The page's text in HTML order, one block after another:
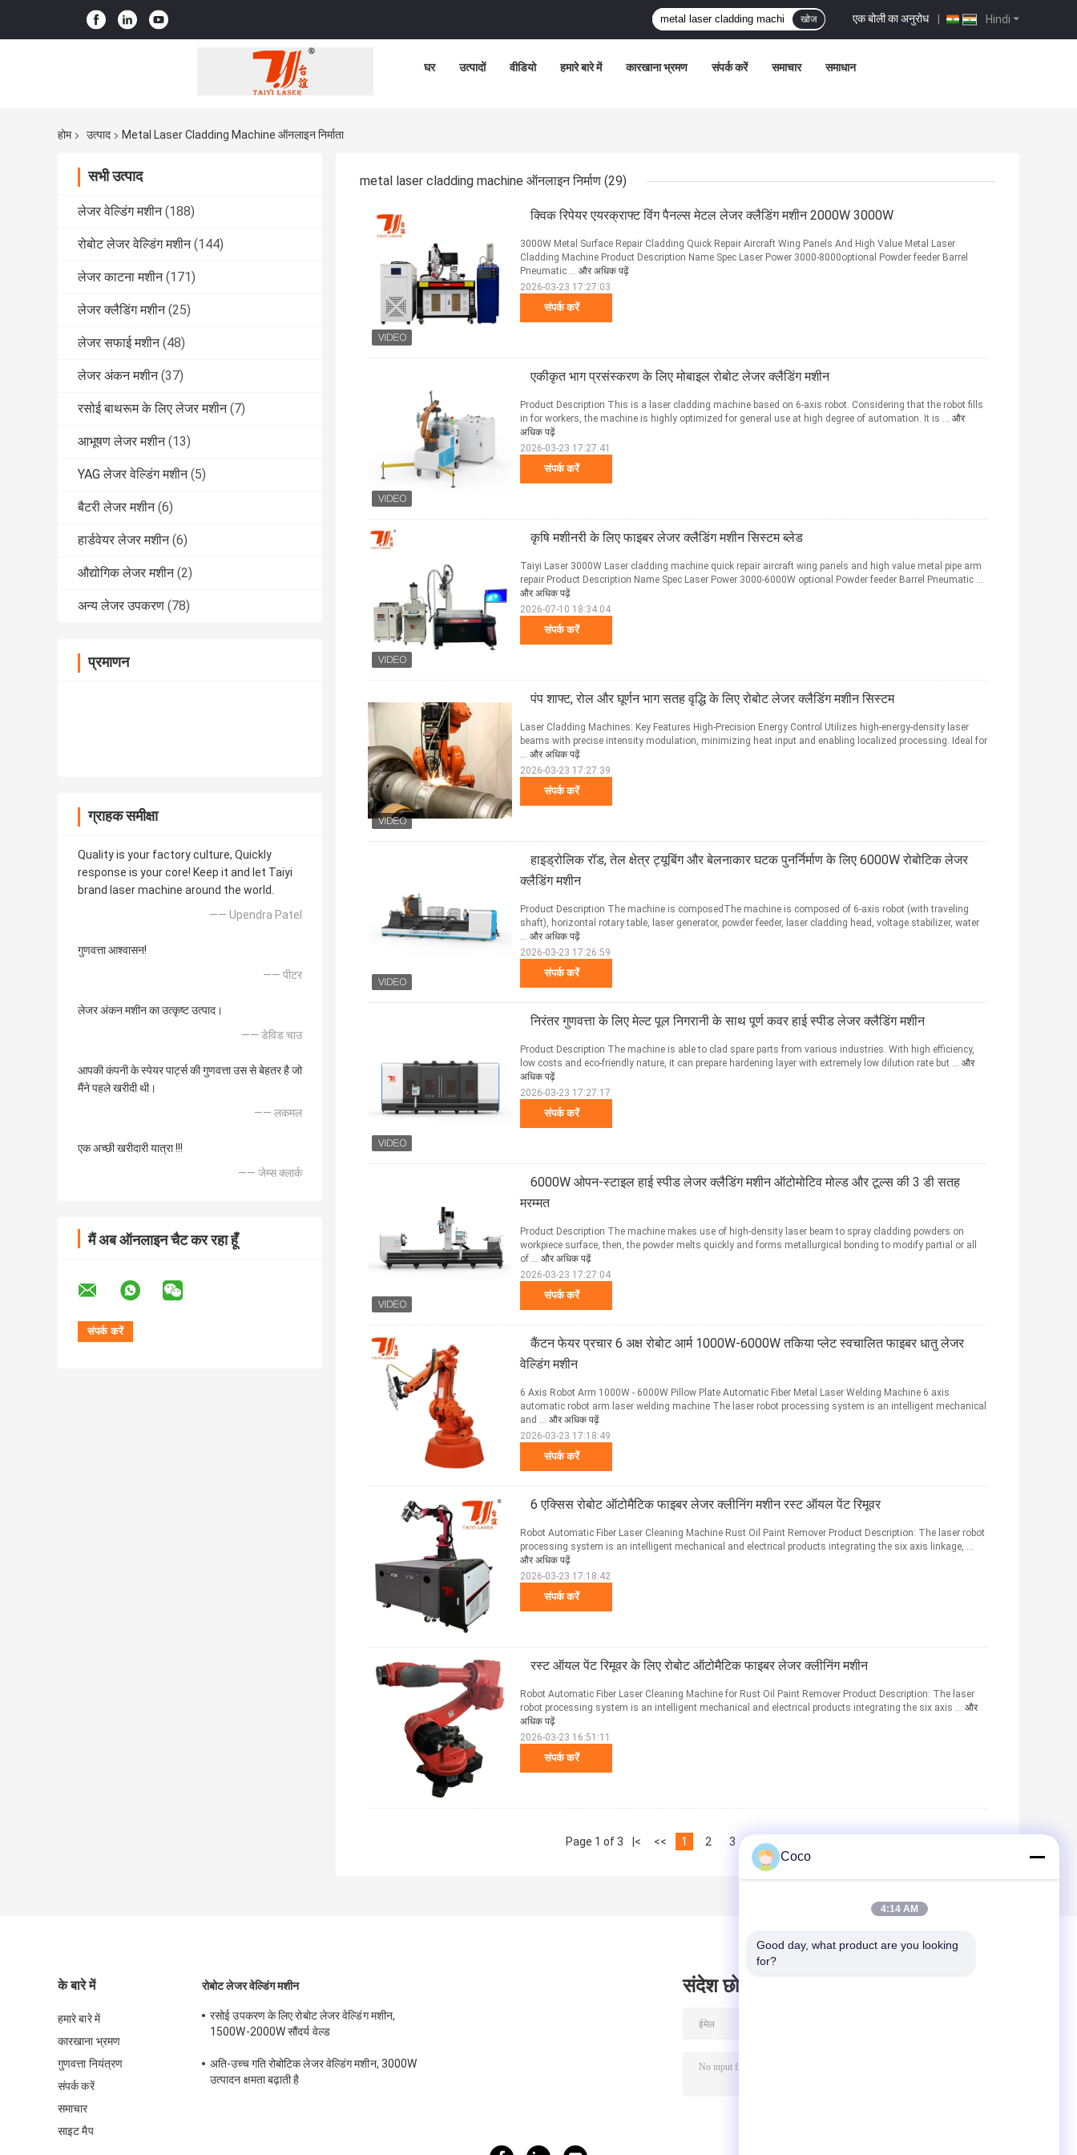
Hindi
एक बोली का अनुरोध |
खोज
घर उत्पादों वीडियो हमारे बारे में कारखाना भ्रमण संपर्क करें समाचार समाधान
होम उत्पाद Metal Laser Cladding Machine ऑनलाइन निर्माता
सभी उत्पाद
लेजर वेल्डिंग मशीन (188)
रोबोट लेजर वेल्डिंग मशीन (144)
लेजर काटना मशीन (171)
लेजर क्लैडिंग मशीन (25)
लेजर सफाई मशीन (48)
लेजर अंकन मशीन (37)
रसोई बाथरूम के लिए लेजर मशीन (7)
आभूषण लेजर मशीन (13)
YAG लेजर वेल्डिंग मशीन (5)
बैटरी लेजर मशीन (6)
हार्डवेयर लेजर मशीन (6)
औद्योगिक लेजर मशीन (2)
अन्य लेजर उपकरण (78)
प्रमाणन
ग्राहक समीक्षा
Quality is your factory culture, Quickly
response is your core! Keep it and let Taiyi
brand laser machine around the world.
—— Upendra Patel
गुणवत्ता आश्वासन!
—— पीटर
लेजर अंकन मशीन का उत्कृष्ट उत्पाद।
—— डेविड चाउ
आपकी कंपनी के स्पेयर पार्ट्स की गुणवत्ता उस से बेहतर है जो
मैंने पहले खरीदी थी।
—— लकमल
एक अच्छी खरीदारी यात्रा !!!
—— जेम्स क्लार्क
मैं अब ऑनलाइन चैट कर रहा हूँ
metal laser cladding machine ऑनलाइन निर्माण (29)
क्विक रिपेयर एयरक्राफ्ट विंग पैनल्स मेटल लेजर क्लैडिंग मशीन 2000W 3000W
संपर्क करें
3000W Metal Surface Repair Cladding Quick Repair Aircraft Wing Panels And High Value Metal Laser
Cladding Machine Product Description Name Spec Laser Power 3000-8000optional Powder feeder Barrel
Pneumatic ... और अधिक पढ़ें
2026-03-23 17:27:03
एकीकृत भाग प्रसंस्करण के लिए मोबाइल रोबोट लेजर क्लैडिंग मशीन
संपर्क करें
Product Description This is a laser cladding machine based on 6-axis robot. Considering that the robot fills
in for workers, the machine is highly optimized for general use at high degree of automation. It is ... और
अधिक पढ़ें
2026-03-23 17:27:41
कृषि मशीनरी के लिए फाइबर लेजर क्लैडिंग मशीन सिस्टम ब्लेड
संपर्क करें
Taiyi Laser 3000W Laser cladding machine quick repair aircraft wing panels and high value metal pipe arm
repair Product Description Name Spec Laser Power 3000-6000W optional Powder feeder Barrel Pneumatic ...
और अधिक पढ़ें
2026-07-10 18:34:04
पंप शाफ्ट, रोल और घूर्णन भाग सतह वृद्धि के लिए रोबोट लेजर क्लैडिंग मशीन सिस्टम
संपर्क करें
Laser Cladding Machines: Key Features High-Precision Energy Control Utilizes high-energy-density laser
beams with precise intensity modulation, minimizing heat input and enabling localized processing. Ideal for
... और अधिक पढ़ें
2026-03-23 17:27:39
हाइड्रोलिक रॉड, तेल क्षेत्र ट्यूबिंग और बेलनाकार घटक पुनर्निर्माण के लिए 6000W रोबोटिक लेजर
क्लैडिंग मशीन
संपर्क करें
Product Description The machine is composedThe machine is composed of 6-axis robot (with traveling
shaft), horizontal rotary table, laser generator, powder feeder, laser cladding head, voltage stabilizer, water
... और अधिक पढ़ें
2026-03-23 17:26:59
निरंतर गुणवत्ता के लिए मेल्ट पूल निगरानी के साथ पूर्ण कवर हाई स्पीड लेजर क्लैडिंग मशीन
संपर्क करें
Product Description The machine is able to clad spare parts from various industries. With high efficiency,
low costs and eco-friendly nature, it can prepare hardening layer with extremely low dilution rate but ... और
अधिक पढ़ें
2026-03-23 17:27:17
6000W ओपन-स्टाइल हाई स्पीड लेजर क्लैडिंग मशीन ऑटोमोटिव मोल्ड और टूल्स की 3 डी सतह
मरम्मत
संपर्क करें
Product Description The machine makes use of high-density laser beam to spray cladding powders on
workpiece surface, then, the powder melts quickly and forms metallurgical bonding to modify partial or all
of ... और अधिक पढ़ें
2026-03-23 17:27:04
कैंटन फेयर प्रचार 6 अक्ष रोबोट आर्म 1000W-6000W तकिया प्लेट स्वचालित फाइबर धातु लेजर
वेल्डिंग मशीन
संपर्क करें
6 Axis Robot Arm 1000W - 6000W Pillow Plate Automatic Fiber Metal Laser Welding Machine 6 axis
automatic robot arm laser welding machine The laser robot processing system is an intelligent mechanical
and ... और अधिक पढ़ें
2026-03-23 17:18:49
6 एक्सिस रोबोट ऑटोमैटिक फाइबर लेजर क्लीनिंग मशीन रस्ट ऑयल पेंट रिमूवर
संपर्क करें
Robot Automatic Fiber Laser Cleaning Machine Rust Oil Paint Remover Product Description: The laser robot
processing system is an intelligent mechanical and electrical products integrating the six axis linkage, ...
और अधिक पढ़ें
2026-03-23 17:18:42
रस्ट ऑयल पेंट रिमूवर के लिए रोबोट ऑटोमैटिक फाइबर लेजर क्लीनिंग मशीन
संपर्क करें
Robot Automatic Fiber Laser Cleaning Machine for Rust Oil Paint Remover Product Description: The laser
robot processing system is an intelligent mechanical and electrical products integrating the six axis ... और
अधिक पढ़ें
2026-03-23 16:51:11
Page 1 of 3 |< << 1 2 3 >>
के बारे में
हमारे बारे में
कारखाना भ्रमण
गुणवत्ता नियंत्रण
संपर्क करें
समाचार
साइट मैप
रोबोट लेजर वेल्डिंग मशीन
रसोई उपकरण के लिए रोबोट लेजर वेल्डिंग मशीन,
1500W-2000W सौंदर्य वेल्ड
अति-उच्च गति रोबोटिक लेजर वेल्डिंग मशीन, 3000W
उत्पादन क्षमता बढ़ाती है
संदेश छोड़ दो
Coco
4:14 AM
Good day, what product are you looking
for?